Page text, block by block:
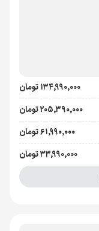
۱۳۴٬۹۹۰٬۰۰۰ تومان
۲۰۵٬۳۹۰٬۰۰۰ تومان
۶۱٬۹۹۰٬۰۰۰ تومان
۳۳٬۹۹۰٬۰۰۰ تومان